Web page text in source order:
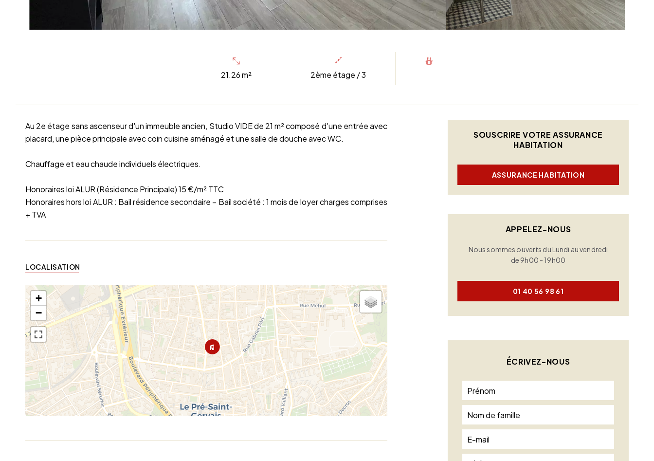
21.26 m² 2ème étage / 3
Au 2e étage sans ascenseur d'un immeuble ancien, Studio VIDE de 21 m² composé d'une entrée avec
placard, une pièce principale avec coin cuisine aménagé et une salle de douche avec WC.
Chauffage et eau chaude individuels électriques.
Honoraires loi ALUR (Résidence Principale) 15 €/m² TTC
Honoraires hors loi ALUR : Bail résidence secondaire – Bail société : 1 mois de loyer charges comprises
+ TVA
LOCALISATION
+
−
SOUSCRIRE VOTRE ASSURANCE
HABITATION
ASSURANCE HABITATION
APPELEZ-NOUS
Nous sommes ouverts du Lundi au vendredi
de 9h00 - 19h00
01 40 56 98 61
ÉCRIVEZ-NOUS